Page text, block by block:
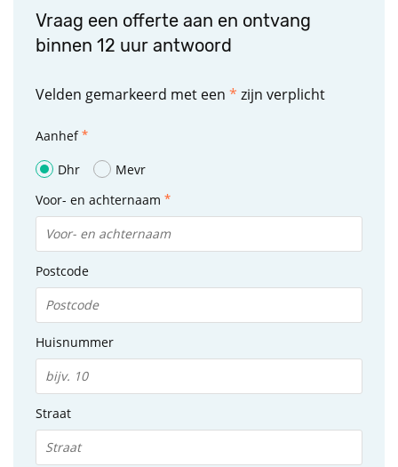
Vraag een offerte aan en ontvang
binnen 12 uur antwoord
Velden gemarkeerd met een * zijn verplicht
Aanhef
Dhr
Mevr
Voor- en achternaam
Postcode
Huisnummer
Straat